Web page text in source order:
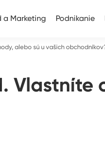
a Marketing Podnikanie
alebo sú u vašich
Vlastníte